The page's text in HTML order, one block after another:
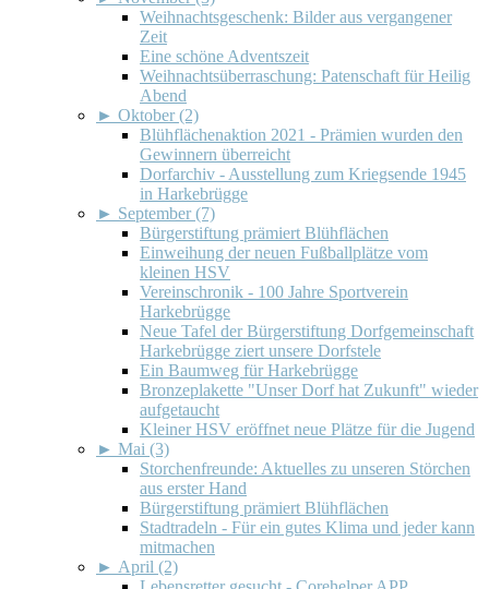
Weihnachtsgeschenk: Bilder aus vergangener
Zeit
Eine schöne Adventszeit
Weihnachtsüberraschung: Patenschaft für Heilig
Abend
► Oktober (2)
Blühflächenaktion 2021 - Prämien wurden den
Gewinnern überreicht
Dorfarchiv - Ausstellung zum Kriegsende 1945
in Harkebrügge
► September (7)
Bürgerstiftung prämiert Blühflächen
Einweihung der neuen Fußballplätze vom
kleinen HSV
Vereinschronik - 100 Jahre Sportverein
Harkebrügge
Neue Tafel der Bürgerstiftung Dorfgemeinschaft
Harkebrügge ziert unsere Dorfstele
Ein Baumweg für Harkebrügge
Bronzeplakette "Unser Dorf hat Zukunft" wieder
aufgetaucht
Kleiner HSV eröffnet neue Plätze für die Jugend
► Mai (3)
Storchenfreunde: Aktuelles zu unseren Störchen
aus erster Hand
Bürgerstiftung prämiert Blühflächen
Stadtradeln - Für ein gutes Klima und jeder kann
mitmachen
► April (2)